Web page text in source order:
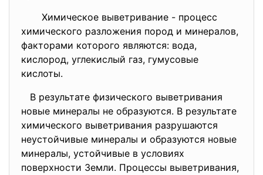
Химическое выветривание - процесс
химического разложения пород и минералов,
факторами которого являются: вода,
кислород, углекислый газ, гумусовые
кислоты.
В результате физического выветривания
новые минералы не образуются. В результате
химического выветривания разрушаются
неустойчивые минералы и образуются новые
минералы, устойчивые в условиях
поверхности Земли. Процессы выветривания,